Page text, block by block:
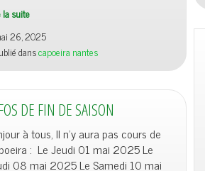
la suite
26, 2025
danscapoeira nantes
DE FIN DE SAISON
à tous, Il n’y aura pas cours de
: Le Jeudi 01 mai 2025 Le
08 mai 2025 Le Samedi 10 mai